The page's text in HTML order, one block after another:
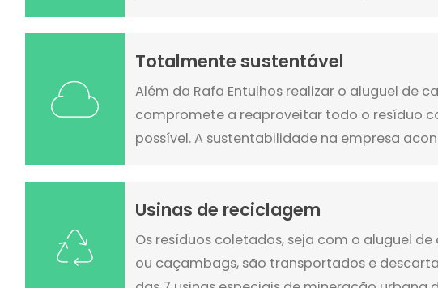
Totalmente sustentável
Além da Rafa Entulhos realizar o aluguel de
compromete a reaproveitar todo o resíduo
possível. A sustentabilidade na empresa
Usinas de reciclagem
Os resíduos coletados, seja com o aluguel
ou caçambags, são transportados e